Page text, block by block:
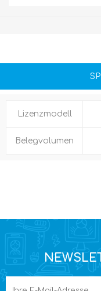
Lizenzmodell
Belegvolumen